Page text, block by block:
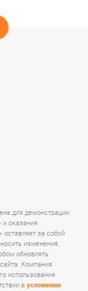
для демонстрации
оказания
за собой
изменения,
обновлять
Компания
использования
с условиями